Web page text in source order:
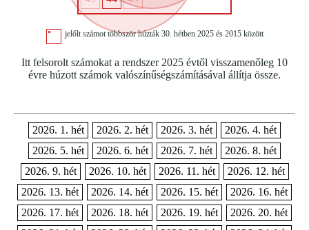
jelőlt számot többször húzták 30. hétben 2025 és 2015 között
Itt felsorolt számokat a rendszer 2025 évtől visszamenőleg 10
évre húzott számok valószínűségszámításával állítja össze.
2026. 1. hét 2026. 2. hét 2026. 3. hét
2026. 4. hét
2026. 5. hét
2026. 6. hét 2026. 7. hét
2026. 8. hét
2026. 9. hét
2026. 10. hét 2026. 11. hét
2026. 12. hét
2026. 13. hét
2026. 14. hét 2026. 15. hét
2026. 16. hét
2026. 17. hét
2026. 18. hét 2026. 19. hét
2026. 20. hét